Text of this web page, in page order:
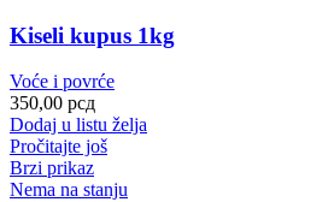
Kiseli kupus 1kg
Voće i povrće
350,00 рсд
Dodaj u listu želja
Pročitajte još
Brzi prikaz
Nema na stanju